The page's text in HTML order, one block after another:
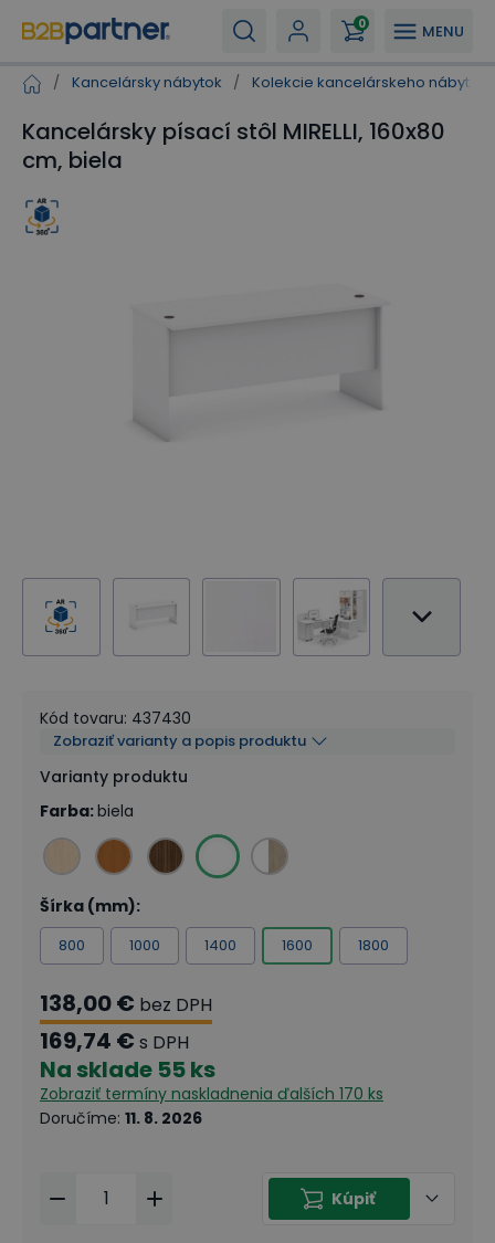
MENU
0
/ Kancelársky nábytok / Kolekcie kancelárskeho nábytku
Kancelársky písací stôl MIRELLI, 160x80
cm, biela
Kód tovaru: 437430
Zobraziť varianty a popis produktu
Varianty produktu
Farba:biela
Šírka (mm):
800 1000 1400 1600 1800
138,00 € bez DPH
169,74 € s DPH
Na sklade 55 ks
Zobraziť termíny naskladnenia ďalších 170 ks
Doručíme: 11. 8. 2026
Kúpiť